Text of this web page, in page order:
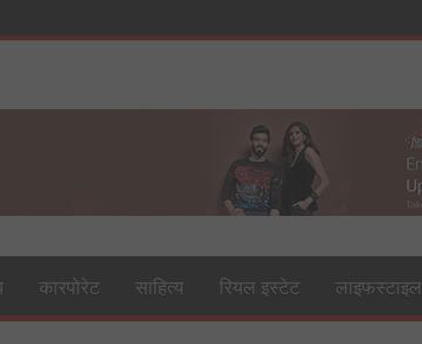
कारपोरेट साहित्य रियल इस्टेट लाइफस्टाइल